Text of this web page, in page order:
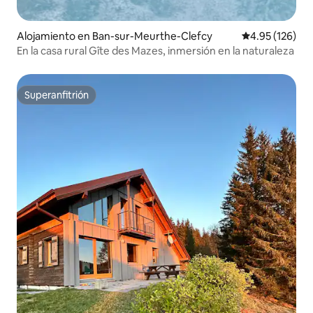
Alojamiento en Ban-sur-Meurthe-Clefcy Calificación
4.95 (126)
En la casa rural Gîte des Mazes, inmersión en la naturaleza
Superanfitrión
Superanfitrión